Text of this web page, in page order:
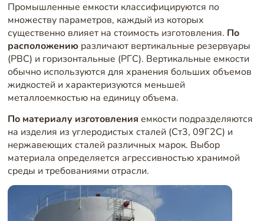
Промышленные емкости классифицируются по
множеству параметров, каждый из которых
существенно влияет на стоимость изготовления. По
расположениюразличают вертикальные резервуары
(РВС) и горизонтальные (РГС). Вертикальные емкости
обычно используются для хранения больших объемов
жидкостей и характеризуются меньшей
металлоемкостью на единицу объема.
По материалу изготовления емкости подразделяются
на изделия из углеродистых сталей (Ст3, 09Г2С) и
нержавеющих сталей различных марок. Выбор
материала определяется агрессивностью хранимой
среды и требованиями отрасли.